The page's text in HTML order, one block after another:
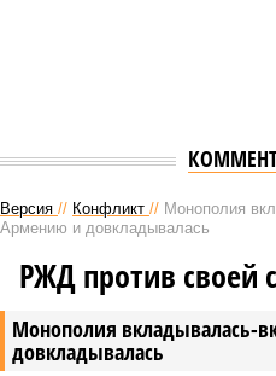
Версия // Конфликт // Монополия
Армению и довкладывалась
Монополия вкладывалась-
довкладывалась
РЖД против своей